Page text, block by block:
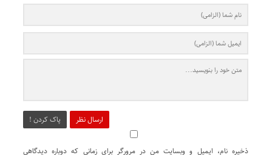
ارسال نظر پاک کردن !
ذخیره نام، ایمیل و وبسایت من در مرورگر برای زمانی که دوباره دیدگاهی